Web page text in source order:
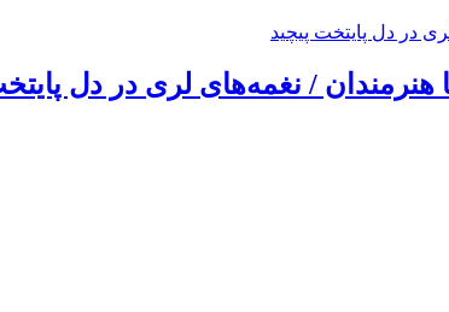
/ نغمه‌های لری در دل